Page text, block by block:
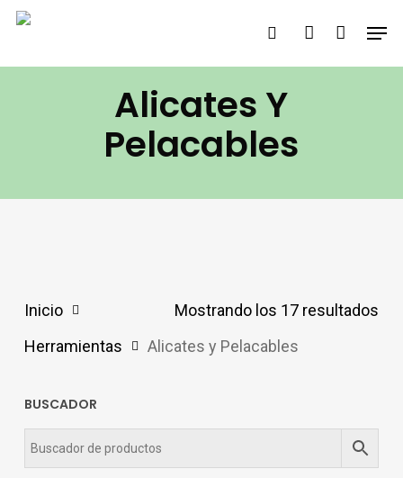
Saltar
contenido
buscar account
Alicates Y
Pelacables
Mostrando los 17 resultados
Inicio
Herramientas
Alicates y Pelacables
BUSCADOR